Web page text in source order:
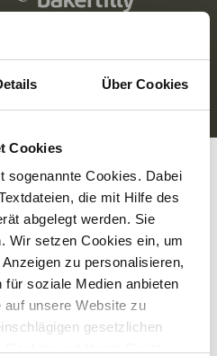
Über Cookies
Cookies
sogenannte Cookies. Dabei
die mit Hilfe des
abgelegt werden. Sie
Wir setzen Cookies ein, um
zu personalisieren,
für soziale Medien anbieten
auf unsere Website zu
gesetzlichen
Steuerberatung GmbH.
reserved.